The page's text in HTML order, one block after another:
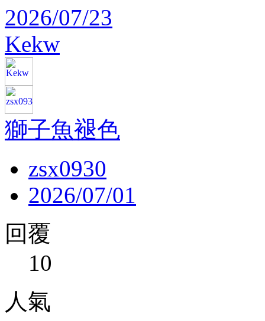
2026/07/23
Kekw
獅子魚褪色
zsx0930
2026/07/01
回覆
10
人氣